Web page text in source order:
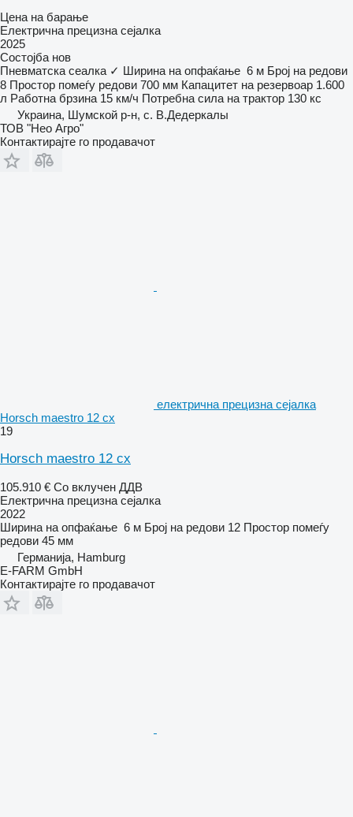
Цена на барање
Електрична прецизна сејалка
2025
Состојба нов
Пневматска сеалка ✓ Ширина на опфаќање 6 м Број на редови
8 Простор помеѓу редови 700 мм Капацитет на резервоар 1.600
л Работна брзина 15 км/ч Потребна сила на трактор 130 кс
Украина, Шумской р-н, с. В.Дедеркалы
ТОВ "Нео Агро"
Контактирајте го продавачот
електрична прецизна сејалка
Horsch maestro 12 cx
19
Horsch maestro 12 cx
105.910 € Со вклучен ДДВ
Електрична прецизна сејалка
2022
Ширина на опфаќање 6 м Број на редови 12 Простор помеѓу
редови 45 мм
Германија, Hamburg
E-FARM GmbH
Контактирајте го продавачот